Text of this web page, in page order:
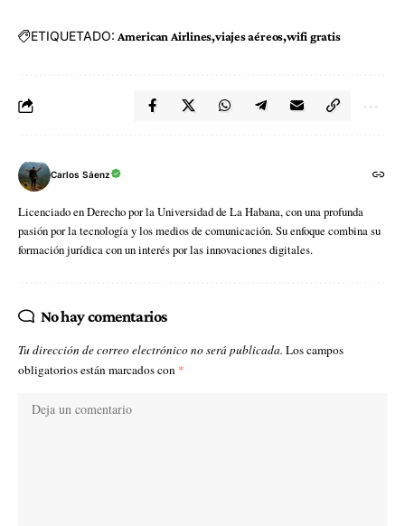
ETIQUETADO: American Airlines viajes aéreos wifi gratis
Carlos Sáenz
Licenciado en Derecho por la Universidad de La Habana, con una profunda
pasión por la tecnología y los medios de comunicación. Su enfoque combina su
formación jurídica con un interés por las innovaciones digitales.
No hay comentarios
Tu dirección de correo electrónico no será publicada. Los campos
obligatorios están marcados con *